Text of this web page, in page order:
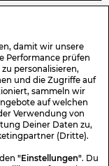
damit wir unsere
Performance prüfen
personalisieren,
und die Zugriffe auf
sammeln wir
auf welchen
Verwendung von
Deiner Daten zu,
(Dritte).
"Einstellungen". Du